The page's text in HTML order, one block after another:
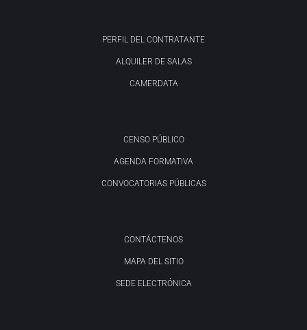
PERFIL DEL CONTRATANTE
ALQUILER DE SALAS
CAMERDATA
CENSO PÚBLICO
AGENDA FORMATIVA
CONVOCATORIAS PÚBLICAS
CONTÁCTENOS
MAPA DEL SITIO
SEDE ELECTRÓNICA